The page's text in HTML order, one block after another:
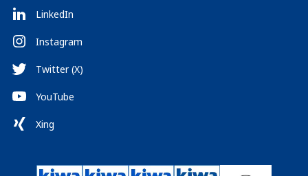
LinkedIn
Instagram
Twitter (X)
YouTube
Xing